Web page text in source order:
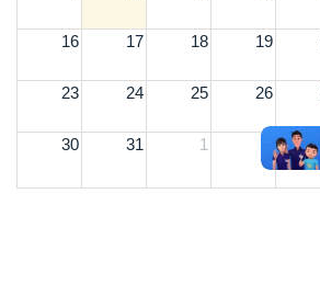
16 17 18 19
23 24 25 26
30 31 1